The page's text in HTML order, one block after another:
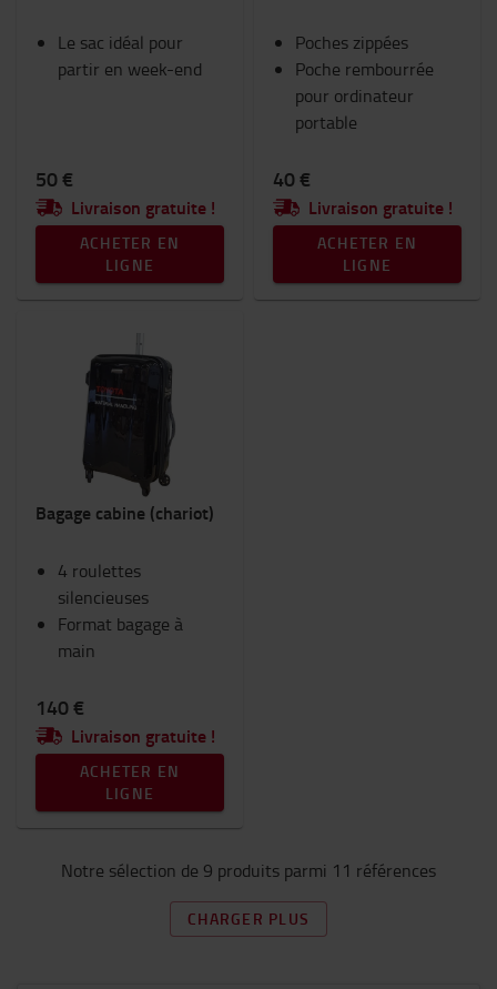
Le sac idéal pour
partir en week-end
50 €
Livraison gratuite !
ACHETER EN
LIGNE
Poches zippées
Poche rembourrée
pour ordinateur
portable
40 €
Livraison gratuite !
ACHETER EN
LIGNE
Bagage cabine (chariot)
4 roulettes
silencieuses
Format bagage à
main
140 €
Livraison gratuite !
ACHETER EN
LIGNE
Notre sélection de 9 produits parmi 11 références
CHARGER PLUS